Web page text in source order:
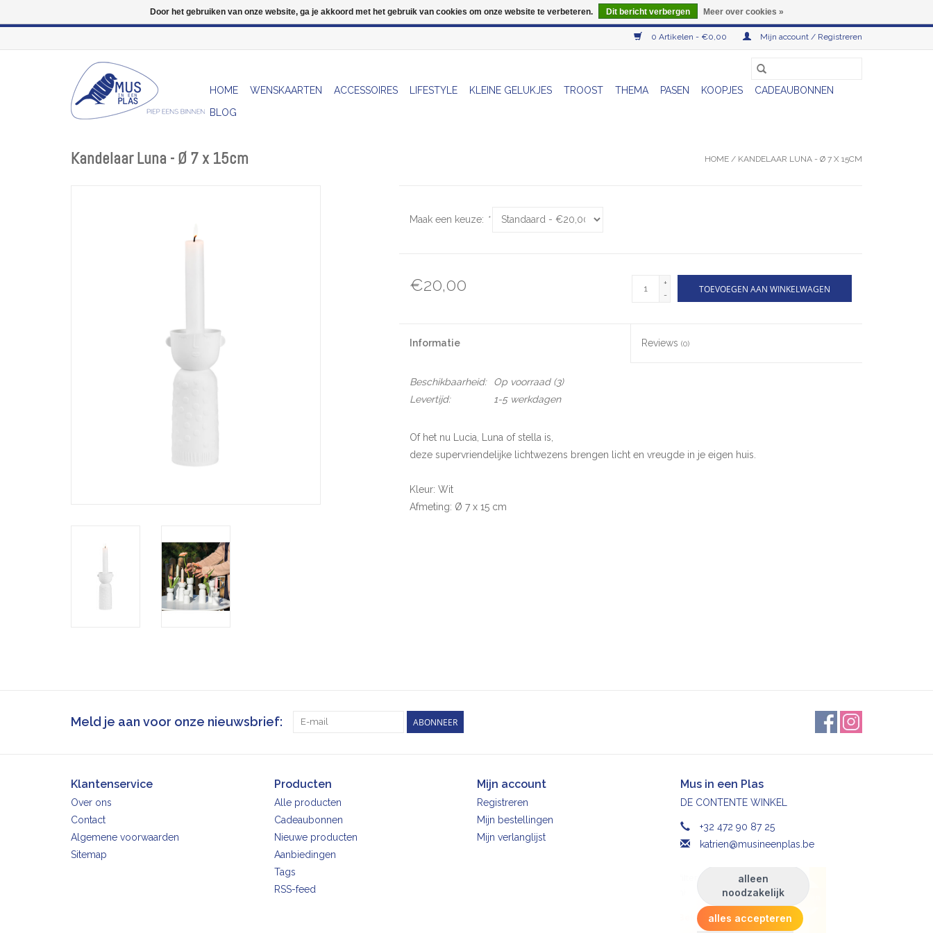
0 Artikelen - €0,00 Mijn account / Registreren
HOME WENSKAARTEN ACCESSOIRES LIFESTYLE KLEINE GELUKJES TROOST THEMA PASEN KOOPJES
CADEAUBONNEN
BLOG
Kandelaar Luna - Ø 7 x 15cm HOME / KANDELAAR LUNA - Ø 7 X 15CM
Maak een keuze: *
€20,00
+
-
TOEVOEGEN AAN WINKELWAGEN
Informatie Reviews(0)
Beschikbaarheid: Op voorraad(3)
Levertijd:
1-5 werkdagen
Of het nu Lucia, Luna of stella is,
deze supervriendelijke lichtwezens brengen licht en vreugde in je eigen huis.
Kleur: Wit
Afmeting: Ø 7 x 15 cm
Meld je aan voor onze nieuwsbrief: ABONNEER
Klantenservice
Over ons
Contact
Algemene voorwaarden
Sitemap
Producten
Alle producten
Cadeaubonnen
Nieuwe producten
Aanbiedingen
Tags
RSS-feed
Mijn account
Registreren
Mijn bestellingen
Mijn verlanglijst
Mus in een Plas
DE CONTENTE WINKEL
+32 472 90 87 25
katrien@musineenplas.be
Door het gebruiken van onze website, ga je akkoord met het gebruik van cookies om onze website te verbeteren. Dit bericht verbergen Meer over cookies »
Wij zijn uitzonderlijk gesloten op Do 06/08 en Do 13/08